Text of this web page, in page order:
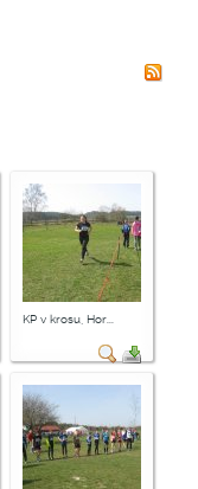
KP v krosu, Hor...